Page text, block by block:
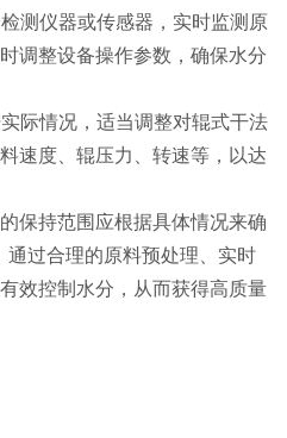
仪器或传感器，实时监测原
调整设备操作参数，确保水分
情况，适当调整对辊式干法
速度、辊压力、转速等，以达
保持范围应根据具体情况来确
通过合理的原料预处理、实时
效控制水分，从而获得高质量